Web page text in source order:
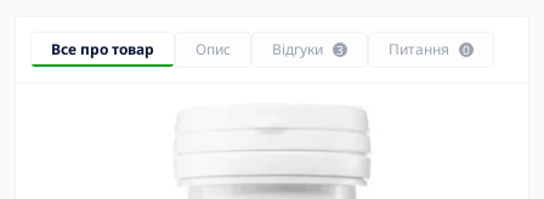
Все про товар Опис Відгуки 3 Питання 0